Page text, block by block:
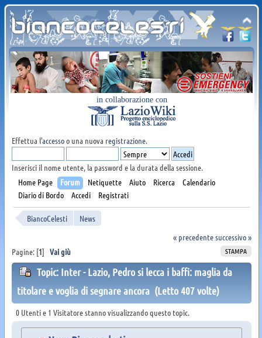
in collaborazione con
Effettua l'accessoo una nuova registrazione.
Inserisci il nome utente, la password e la durata della sessione.
Home Page
Forum Netiquette Aiuto Ricerca
Calendario
Diario di Bordo
Accedi Registrati
BiancoCelesti
News
« precedentesuccessivo »
STAMPA
Pagine: [1] Vai giù
Topic: Inter - Lazio, Pedro si lecca i baffi: maglia da
titolare e voglia di segnare ancora (Letto 407 volte)
0 Utenti e 1 Visitatore stanno visualizzando questo topic.